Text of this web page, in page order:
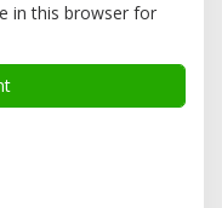
in this browser for